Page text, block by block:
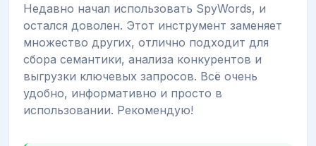
Недавно начал использовать SpyWords, и
остался доволен. Этот инструмент заменяет
множество других, отлично подходит для
сбора семантики, анализа конкурентов и
выгрузки ключевых запросов. Всё очень
удобно, информативно и просто в
использовании. Рекомендую!